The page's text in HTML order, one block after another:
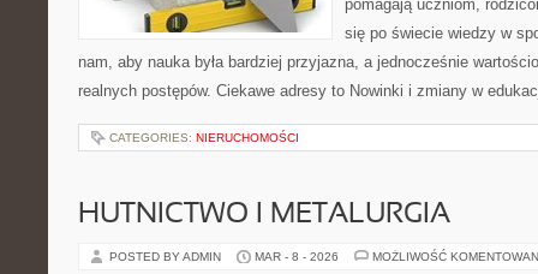
pomagają uczniom,
się po świecie wiedzy w
nam, aby nauka była bardziej przyjazna, a jednocześnie
realnych postępów. Ciekawe adresy to Nowinki i zmiany w
CATEGORIES: NIERUCHOMOŚCI
HUTNICTWO I METALURGIA
POSTED BY ADMIN MAR - 8 - 2026 MOŻLIWOŚĆ